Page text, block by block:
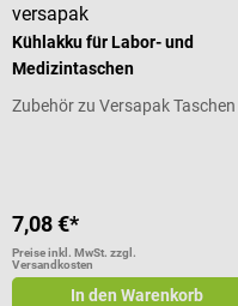
versapak
Kühlakku für Labor- und
Medizintaschen
Zubehör zu Versapak Taschen
7,08 €*
Preise inkl. MwSt. zzgl.
Versandkosten
In den Warenkorb